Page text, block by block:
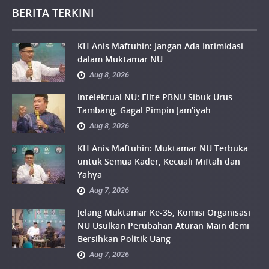
BERITA TERKINI
KH Anis Maftuhin: Jangan Ada Intimidasi
dalam Muktamar NU
Aug 8, 2026
Intelektual NU: Elite PBNU Sibuk Urus
Tambang, Gagal Pimpin Jam’iyah
Aug 8, 2026
KH Anis Maftuhin: Muktamar NU Terbuka
untuk Semua Kader, Kecuali Miftah dan
Yahya
Aug 7, 2026
Jelang Muktamar Ke-35, Komisi Organisasi
NU Usulkan Perubahan Aturan Main demi
Bersihkan Politik Uang
Aug 7, 2026